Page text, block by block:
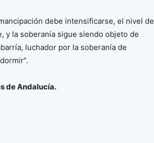
debe intensificarse, el nivel de
y la soberanía sigue siendo objeto de
luchador por la soberanía de
de Andalucía.